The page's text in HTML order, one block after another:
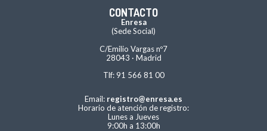
CONTACTO
Enresa
(Sede Social)
C/Emilio Vargas nº7
28043 · Madrid
Tlf: 91 566 81 00
Email: registro@enresa.es
Horario de atención de registro:
Lunes a Jueves
9:00h a 13:00h